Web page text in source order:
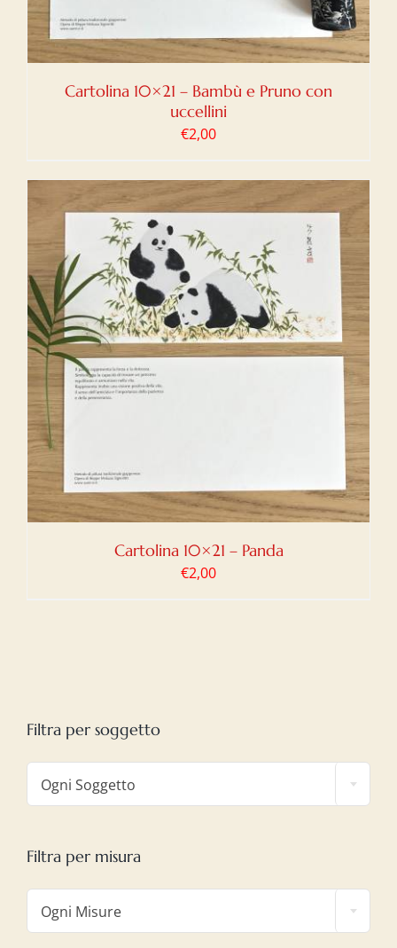
Cartolina 10×21 – Bambù e Pruno con
uccellini
€2,00
Cartolina 10×21 – Panda
€2,00
Filtra per soggetto
Ogni Soggetto
Filtra per misura
Ogni Misure